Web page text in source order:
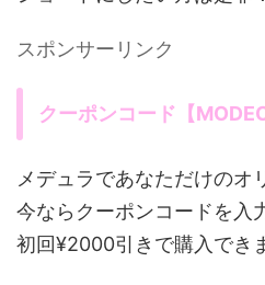
スポンサーリンク
クーポンコード【
メデュラであなただけのオ
今ならクーポンコードを入
初回¥2000引きで購入でき